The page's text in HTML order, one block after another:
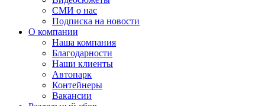
СМИ о нас
Подписка на новости
О компании
Наша компания
Благодарности
Наши клиенты
Автопарк
Контейнеры
Вакансии